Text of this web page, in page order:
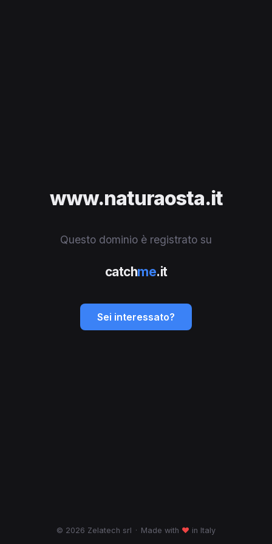
www.naturaosta.it
Questo dominio è registrato su
catchme.it
Sei interessato?
© 2026 Zelatech srl · Made with ♥ in Italy